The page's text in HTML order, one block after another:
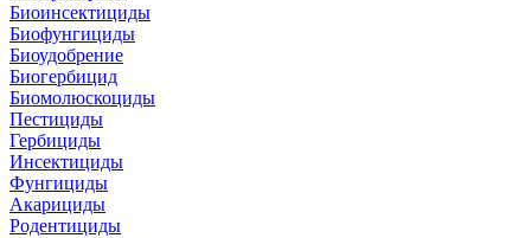
Биоинсектициды
Биофунгициды
Биоудобрение
Биогербицид
Биомолюскоциды
Пестициды
Гербициды
Инсектициды
Фунгициды
Акарициды
Родентициды